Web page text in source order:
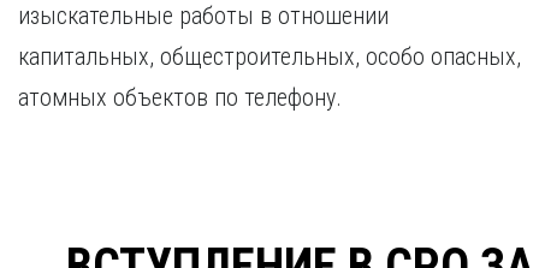
изыскательные работы в отношении
капитальных, общестроительных, особо опасных,
атомных объектов по телефону.